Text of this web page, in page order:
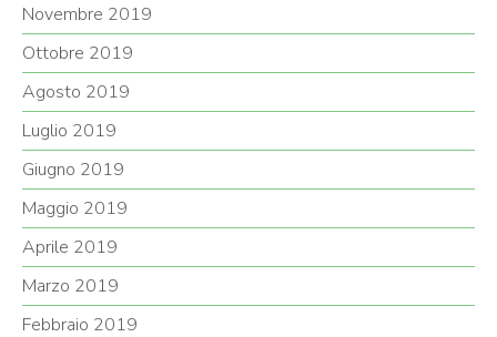
Novembre 2019
Ottobre 2019
Agosto 2019
Luglio 2019
Giugno 2019
Maggio 2019
Aprile 2019
Marzo 2019
Febbraio 2019